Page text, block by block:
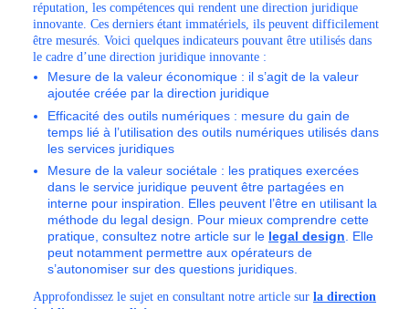
réputation, les compétences qui rendent une direction juridique
innovante. Ces derniers étant immatériels, ils peuvent difficilement
être mesurés. Voici quelques indicateurs pouvant être utilisés dans
le cadre d’une direction juridique innovante :
Mesure de la valeur économique : il s’agit de la valeur
ajoutée créée par la direction juridique
Efficacité des outils numériques : mesure du gain de
temps lié à l’utilisation des outils numériques utilisés dans
les services juridiques
Mesure de la valeur sociétale : les pratiques exercées
dans le service juridique peuvent être partagées en
interne pour inspiration. Elles peuvent l’être en utilisant la
méthode du legal design. Pour mieux comprendre cette
pratique, consultez notre article sur le legal design . Elle
peut notamment permettre aux opérateurs de
s’autonomiser sur des questions juridiques.
Approfondissez le sujet en consultant notre article sur la direction